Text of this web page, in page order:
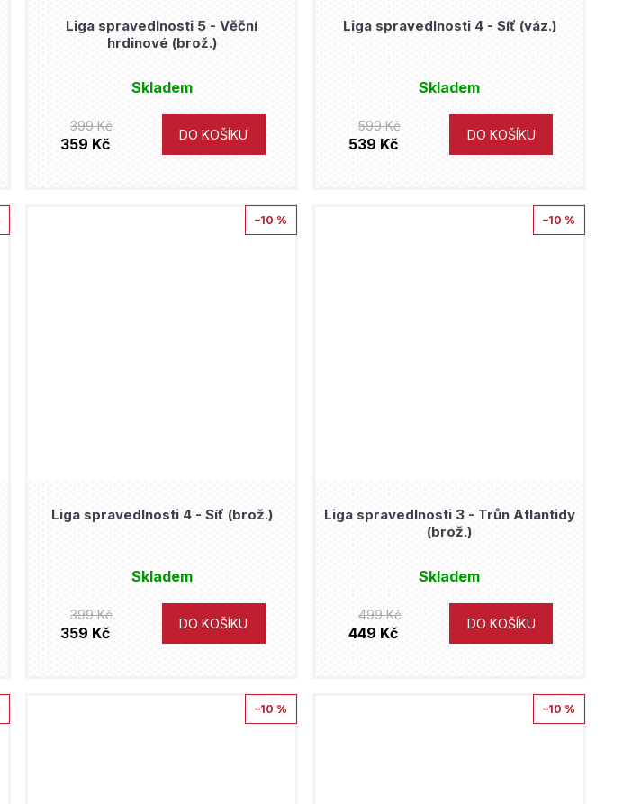
Liga spravedlnosti 5 - Věční
hrdinové (brož.)
Skladem
399 Kč
359 Kč
DO KOŠÍKU
Liga spravedlnosti 4 - Síť (váz.)
Skladem
599 Kč
539 Kč
DO KOŠÍKU
–10 %
Liga spravedlnosti 4 - Síť (brož.)
Skladem
399 Kč
359 Kč
DO KOŠÍKU
–10 %
Liga spravedlnosti 3 - Trůn Atlantidy
(brož.)
Skladem
499 Kč
449 Kč
DO KOŠÍKU
–10 % –10 %